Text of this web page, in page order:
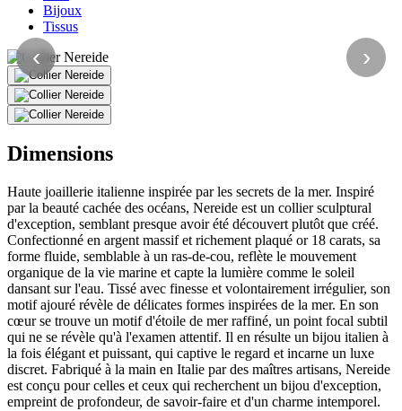
Bijoux
Tissus
‹ ›
Dimensions
Haute joaillerie italienne inspirée par les secrets de la mer. Inspiré
par la beauté cachée des océans, Nereide est un collier sculptural
d'exception, semblant presque avoir été découvert plutôt que créé.
Confectionné en argent massif et richement plaqué or 18 carats, sa
forme fluide, semblable à un ras-de-cou, reflète le mouvement
organique de la vie marine et capte la lumière comme le soleil
dansant sur l'eau. Tissé avec finesse et volontairement irrégulier, son
motif ajouré révèle de délicates formes inspirées de la mer. En son
cœur se trouve un motif d'étoile de mer raffiné, un point focal subtil
qui ne se révèle qu'à l'examen attentif. Il en résulte un bijou italien à
la fois élégant et puissant, qui captive le regard et incarne un luxe
discret. Fabriqué à la main en Italie par des maîtres artisans, Nereide
est conçu pour celles et ceux qui recherchent un bijou d'exception,
empreint de profondeur, de savoir-faire et d'un charme intemporel.